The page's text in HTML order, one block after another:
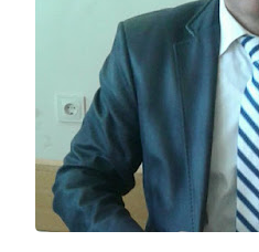
ذاكرة كوباني
مواهب جديدة
منوعات
على مقام سبا
فيديوهات